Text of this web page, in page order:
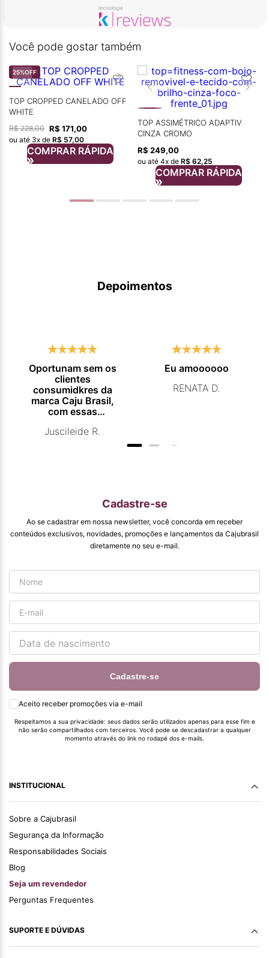
Você pode gostar também
25%OFF
TOP CROPPED CANELADO OFF
WHITE
R$ 228,00 R$ 171,00
ou até 3x de R$ 57,00
COMPRAR RÁPIDA
TOP ASSIMÉTRICO ADAPTIV
CINZA CROMO
R$ 249,00
ou até 4x de R$ 62,25
COMPRAR RÁPIDA
Depoimentos
Oportunam sem os
clientes
consumidkres da
marca Caju Brasil,
com essas
promocionais de
qualidade que vcs
entregam. Parabéns
#
pormaiscampanhaspromorcionais.
Juscileide R.
Eu amoooooo
RENATA D.
Cadastre-se
Ao se cadastrar em nossa newsletter, você concorda em receber
conteúdos exclusivos, novidades, promoções e lançamentos da Cajubrasil
diretamente no seu e-mail.
Cadastre-se
Aceito receber promoções via e-mail
Respeitamos a sua privacidade: seus dados serão utilizados apenas para esse fim e
não serão compartilhados com terceiros. Você pode se descadastrar a qualquer
momento através do link no rodapé dos e-mails.
INSTITUCIONAL
Sobre a Cajubrasil
Segurança da Informação
Responsabilidades Sociais
Blog
Seja um revendedor
Perguntas Frequentes
SUPORTE E DÚVIDAS